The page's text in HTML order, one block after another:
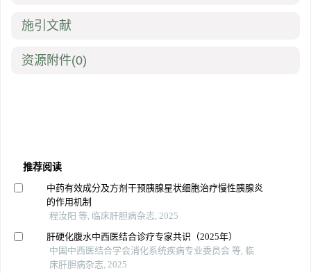
施引文献
资源附件(0)
推荐阅读
中药有效成分及方剂干预胰腺星状细胞治疗慢性胰腺炎
的作用机制
程汝阳 等, 临床肝胆病杂志, 2025
肝硬化腹水中西医结合诊疗专家共识（2025年）
中国中西医结合学会消化系统疾病专业委员会 等, 临
床肝胆病杂志, 2025